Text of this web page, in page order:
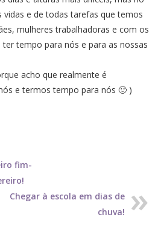
e de todas tarefas que temos
mulheres trabalhadoras e com os
tempo para nós e para as nossas
acho que realmente é
e termos tempo para nós 🙂 )
fim-
Chegar à escola em dias de
chuva!